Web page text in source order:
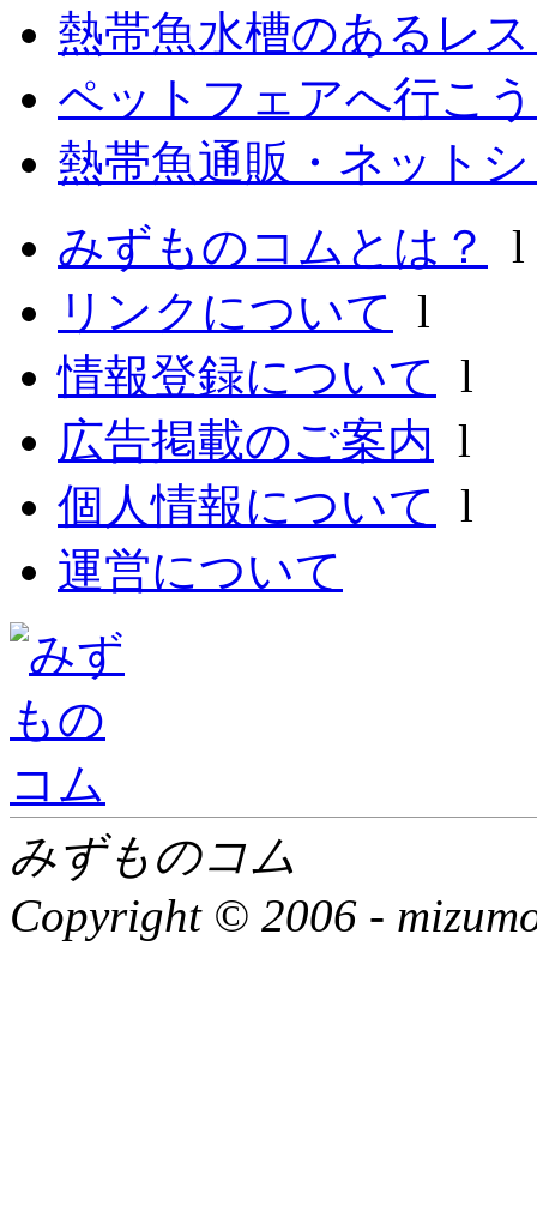
熱帯魚水槽のあるレ
ペットフェアへ行こ
熱帯魚通販・ネット
みずものコムとは？
リンクについて l
情報登録について l
広告掲載のご案内 l
個人情報について l
運営について
みずものコム
Copyright © 2006 -